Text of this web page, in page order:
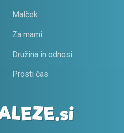
Malček
Za mami
Družina in odnosi
Prosti čas